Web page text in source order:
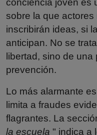
sobre la que
inscribirán ideas, si
anticipan. No se
libertad, sino de una
prevención.
Lo más alarmante
limita a fraudes
flagrantes. La
la escuela " indica a